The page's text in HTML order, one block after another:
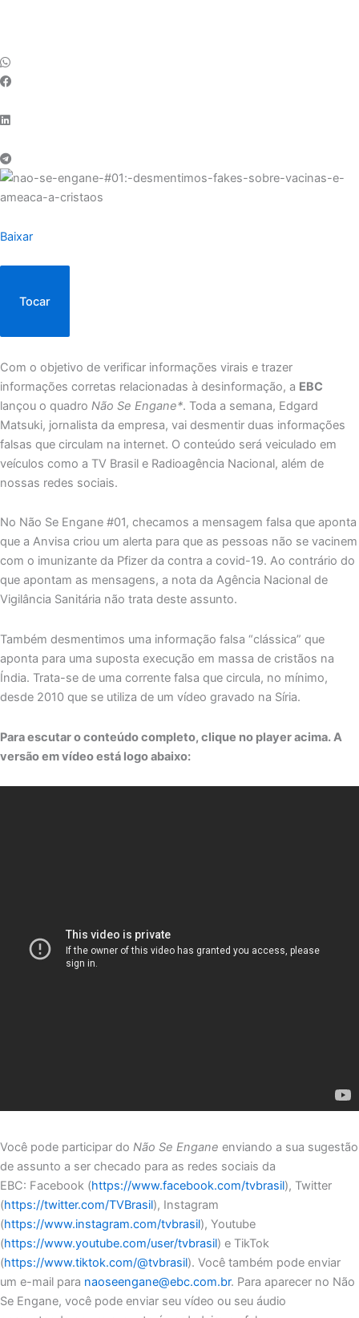
Baixar
Tocar
Com o objetivo de verificar informações virais e trazer
informações corretas relacionadas à desinformação, a EBC
lançou o quadro Não Se Engane*. Toda a semana, Edgard
Matsuki, jornalista da empresa, vai desmentir duas informações
falsas que circulam na internet. O conteúdo será veiculado em
veículos como a TV Brasil e Radioagência Nacional, além de
nossas redes sociais.
No Não Se Engane #01, checamos a mensagem falsa que aponta
que a Anvisa criou um alerta para que as pessoas não se vacinem
com o imunizante da Pfizer da contra a covid-19. Ao contrário do
que apontam as mensagens, a nota da Agência Nacional de
Vigilância Sanitária não trata deste assunto.
Também desmentimos uma informação falsa “clássica” que
aponta para uma suposta execução em massa de cristãos na
Índia. Trata-se de uma corrente falsa que circula, no mínimo,
desde 2010 que se utiliza de um vídeo gravado na Síria.
Para escutar o conteúdo completo, clique no player acima. A
versão em vídeo está logo abaixo:
Você pode participar do Não Se Engane enviando a sua sugestão
de assunto a ser checado para as redes sociais da
EBC: Facebook (https://www.facebook.com/tvbrasil), Twitter
(https://twitter.com/TVBrasil), Instagram
(https://www.instagram.com/tvbrasil), Youtube
(https://www.youtube.com/user/tvbrasil) e TikTok
(https://www.tiktok.com/@tvbrasil). Você também pode enviar
um e-mail para naoseengane@ebc.com.br. Para aparecer no Não
Se Engane, você pode enviar seu vídeo ou seu áudio